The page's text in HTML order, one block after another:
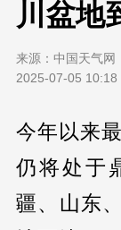
川盆地
来源： 中国天气网
2025-07-05 10:18
今年以来
仍将处于
疆、山东